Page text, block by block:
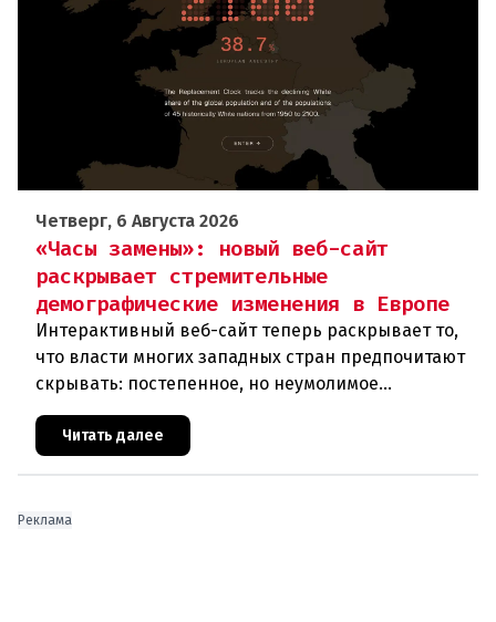
Четверг, 6 Августа 2026
«Часы замены»: новый веб-сайт
раскрывает стремительные
демографические изменения в Европе
Интерактивный веб-сайт теперь раскрывает то,
что власти многих западных стран предпочитают
скрывать: постепенное, но неумолимое
сокращение численности населения
европейского происхождения. «Часы замен
Читать далее
Реклама